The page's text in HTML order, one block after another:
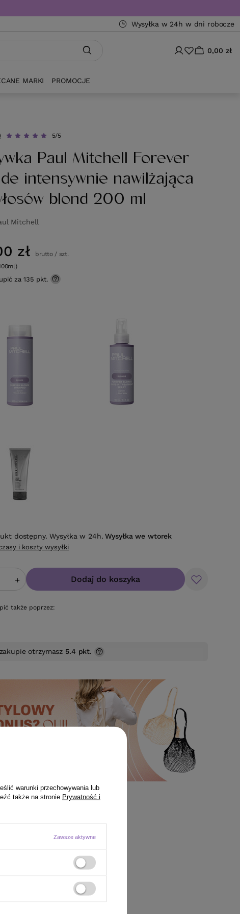
Wysyłka w 24h w dni robocze
0,00 zł
MARKI PROMOCJE
5/5
Paul Mitchell Forever
intensywnie nawilżająca
blond 200 ml
Mitchell
zł brutto/ szt.
za 135 pkt.
+ Dodaj do koszyka
także poprzez:
dostępny. Wysyłka w 24h. Wysyłkawe wtorek
i koszty wysyłki
otrzymasz 5.4 pkt.
warunki przechowywania lub
także na stronie Prywatność i
Zawsze aktywne